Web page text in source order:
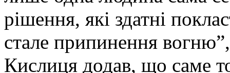
рішення, які здатні
стале припинення
Кислиця додав, що саме